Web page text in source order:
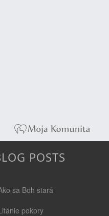
POSTS
sa Boh stará
pokory